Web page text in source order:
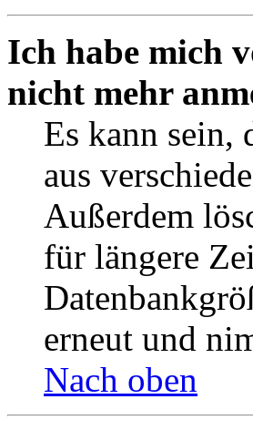
Ich habe mich
nicht mehr
Es kann sein,
aus
Außerdem
für längere
erneut und
Nach oben